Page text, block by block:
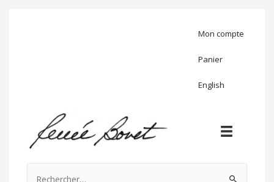
Mon compte
Panier
English